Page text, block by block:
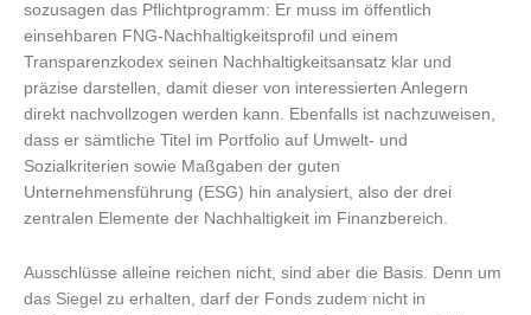
sozusagen das Pflichtprogramm: Er muss im öffentlich
einsehbaren FNG-Nachhaltigkeitsprofil und einem
Transparenzkodex seinen Nachhaltigkeitsansatz klar und
präzise darstellen, damit dieser von interessierten Anlegern
direkt nachvollzogen werden kann. Ebenfalls ist nachzuweisen,
dass er sämtliche Titel im Portfolio auf Umwelt- und
Sozialkriterien sowie Maßgaben der guten
Unternehmensführung (ESG) hin analysiert, also der drei
zentralen Elemente der Nachhaltigkeit im Finanzbereich.
Ausschlüsse alleine reichen nicht, sind aber die Basis. Denn um
das Siegel zu erhalten, darf der Fonds zudem nicht in